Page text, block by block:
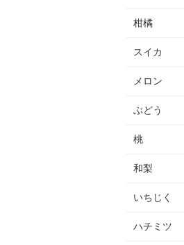
柑橘
スイカ
メロン
ぶどう
桃
和梨
いちじく
ハチミツ